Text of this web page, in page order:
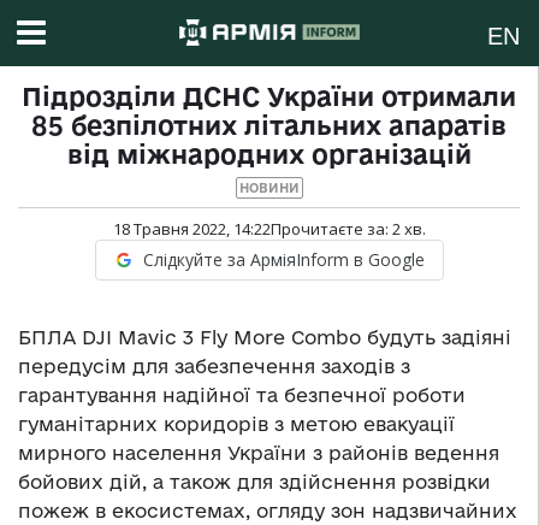
EN
Підрозділи ДСНС України отримали
85 безпілотних літальних апаратів
від міжнародних організацій
НОВИНИ
18 Травня 2022, 14:22Прочитаєте за: 2хв.
Слідкуйте за АрміяInform в Google
БПЛА DJI Mavic 3 Fly More Combo будуть задіяні
передусім для забезпечення заходів з
гарантування надійної та безпечної роботи
гуманітарних коридорів з метою евакуації
мирного населення України з районів ведення
бойових дій, а також для здійснення розвідки
пожеж в екосистемах, огляду зон надзвичайних